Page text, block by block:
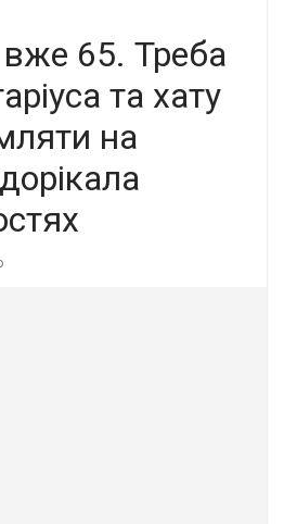
65. Треба
та хату
на